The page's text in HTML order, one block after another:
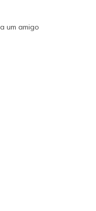
um amigo